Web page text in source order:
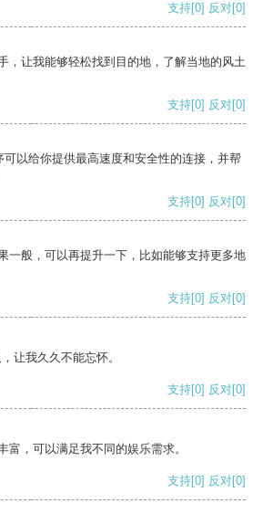
支持[0] 反对[0]
，让我能够轻松找到目的地，了解当地的风土
支持[0] 反对[0]
以给你提供最高速度和安全性的连接，并帮
支持[0] 反对[0]
一般，可以再提升一下，比如能够支持更多地
支持[0] 反对[0]
让我久久不能忘怀。
支持[0] 反对[0]
富，可以满足我不同的娱乐需求。
支持[0] 反对[0]